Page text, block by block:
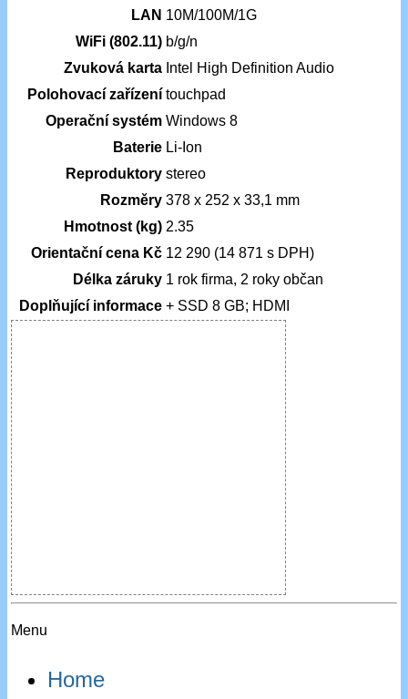
LAN 10M/100M/1G
WiFi (802.11) b/g/n
Zvuková karta Intel High Definition Audio
Polohovací zařízení touchpad
Operační systém Windows 8
Baterie Li-Ion
Reproduktory stereo
Rozměry 378 x 252 x 33,1 mm
Hmotnost (kg) 2.35
Orientační cena Kč 12 290 (14 871 s DPH)
Délka záruky 1 rok firma, 2 roky občan
Doplňující informace + SSD 8 GB; HDMI
Menu
Home